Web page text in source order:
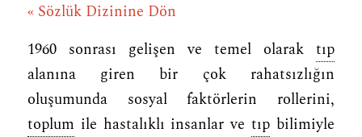
« Sözlük Dizinine Dön
1960 sonrası gelişen ve temel olaraktıp
alanına giren bir çok rahatsızlığın
oluşumunda sosyal faktörlerin rollerini,
toplum ile hastalıklı insanlar vetıp bilimiyle